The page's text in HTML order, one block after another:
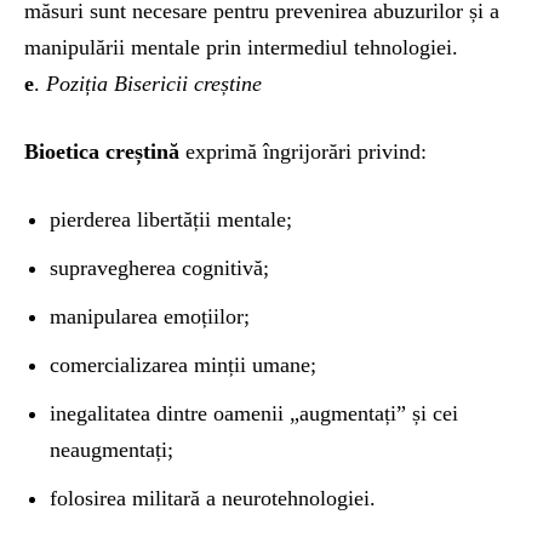
măsuri sunt necesare pentru prevenirea abuzurilor și a
manipulării mentale prin intermediul tehnologiei.
e. Poziția Bisericii creștine
Bioetica creștină exprimă îngrijorări privind:
pierderea libertății mentale;
supravegherea cognitivă;
manipularea emoțiilor;
comercializarea minții umane;
inegalitatea dintre oamenii „augmentați” și cei
neaugmentați;
folosirea militară a neurotehnologiei.